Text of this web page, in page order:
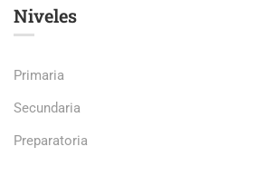
Niveles
Primaria
Secundaria
Preparatoria